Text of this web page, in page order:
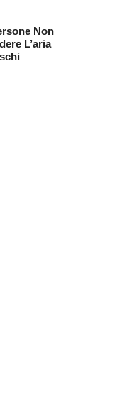
Non
L’aria